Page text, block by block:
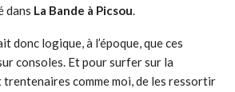
dans La Bande à Picsou.
donc logique, à l’époque, que ces
consoles. Et pour surfer sur la
comme moi, de les ressortir